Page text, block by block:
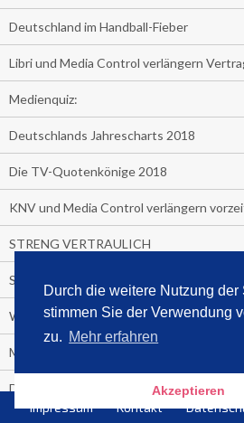
Durch die weitere Nutzung der
stimmen Sie der Verwendung
zu. Mehr erfahren
Akzeptieren
Deutschland im Handball-Fieber
Libri und Media Control verlängern
Medienquiz:
Deutschlands Jahrescharts 2018
Die TV-Quotenkönige 2018
KNV und Media Control verlängern
STRENG VERTRAULICH
Streaming verändert TV?
Welcher TV-Sender hat seine
Michelle for President!
Das gruseligste Buch aller Zeiten
Impressum Kontakt